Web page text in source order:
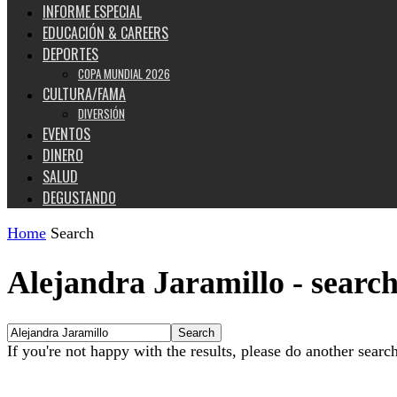
INFORME ESPECIAL
EDUCACIÓN & CAREERS
DEPORTES
COPA MUNDIAL 2026
CULTURA/FAMA
DIVERSIÓN
EVENTOS
DINERO
SALUD
DEGUSTANDO
Home Search
Alejandra Jaramillo -
If you're not happy with the results, please do another